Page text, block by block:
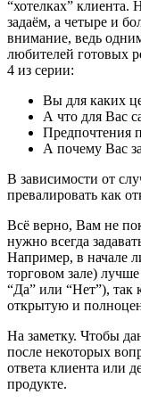
­“хотелках”
задаём, а четыре и
внимание, ведь
любителей готовых
4 из серии:
Вы для каких
А что для Вас
Предпочтения
А почему Вас
В зависимости от
превалировать как
Всё верно, Вам не
нужно всегда
Например, в начале
торговом зале)
“Да” или “Нет”), так
открытую и
На заметку. Чтобы
после некоторых
ответа клиента или
продукте.